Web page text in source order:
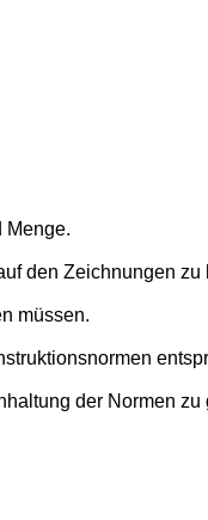
Menge.
den Zeichnungen zu
müssen.
der Normen zu